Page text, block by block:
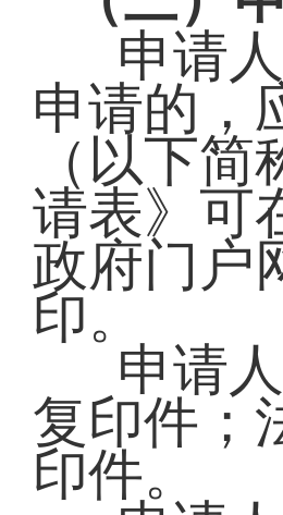
申请
申请的，
（以下
请表》可
政府门户
印。
申请
复印件；
印件。